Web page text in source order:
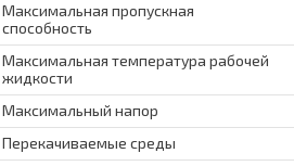
Максимальная пропускная
способность
Максимальная температура рабочей
жидкости
Максимальный напор
Перекачиваемые среды